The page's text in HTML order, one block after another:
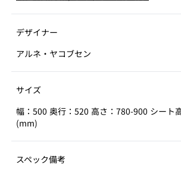
デザイナー
アルネ・ヤコブセン
サイズ
幅：500 奥行：520 高さ：780-900 シート
(mm)
スペック備考